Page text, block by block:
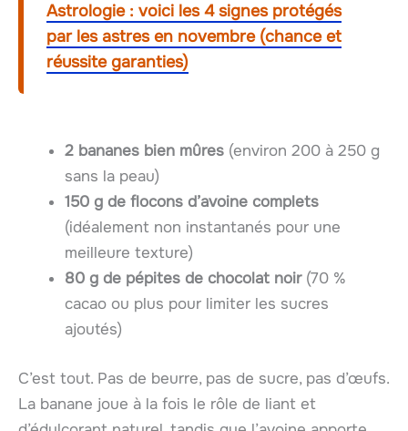
Astrologie : voici les 4 signes protégés
par les astres en novembre (chance et
réussite garanties)
2 bananes bien mûres (environ 200 à 250 g
sans la peau)
150 g de flocons d’avoine complets
(idéalement non instantanés pour une
meilleure texture)
80 g de pépites de chocolat noir(70 %
cacao ou plus pour limiter les sucres
ajoutés)
C’est tout. Pas de beurre, pas de sucre, pas d’œufs.
La banane joue à la fois le rôle de liant et